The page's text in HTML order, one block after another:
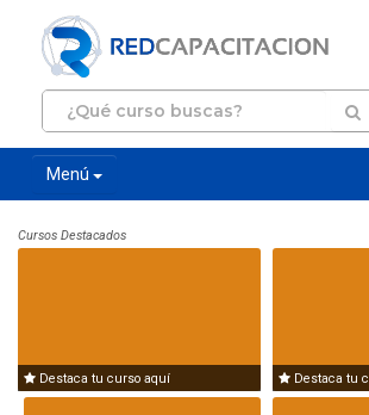
Menú
Cursos Destacados
Destaca tu curso aquí Destaca tu